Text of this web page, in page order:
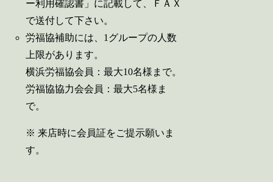
ー利用確認書」に記載して、ＦＡＸ
で送付して下さい。
労福協補助には、1グループの人数
上限があります。
横浜労福協会員：最大10名様まで。
労福協協力会会員：最大5名様ま
で。
※ 来店時に会員証をご提示願いま
す。